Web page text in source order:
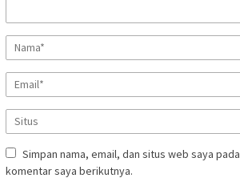
Simpan nama, email, dan situs web saya
komentar saya berikutnya.